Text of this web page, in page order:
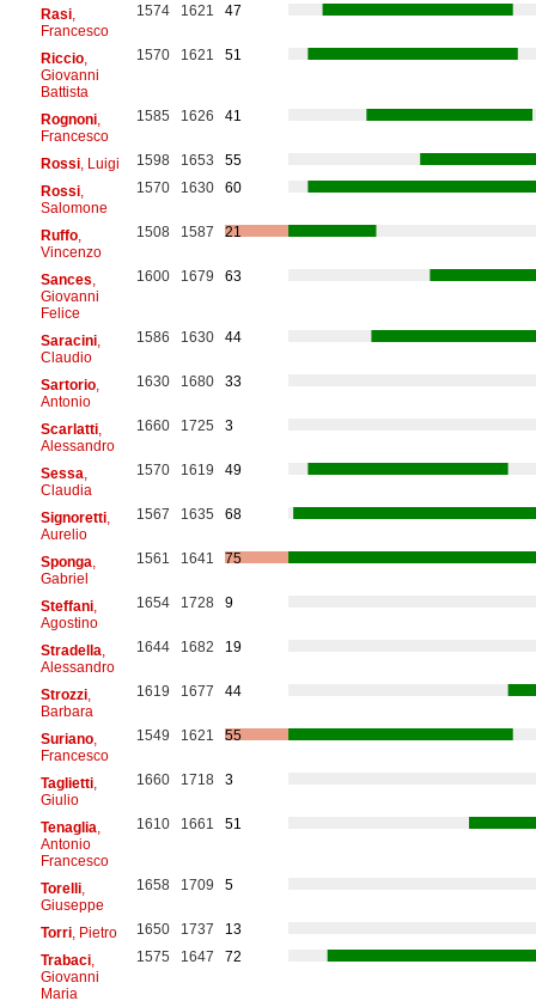
Rasi,
Francesco
1574 1621 47
Riccio,
Giovanni
Battista
1570 1621 51
Rognoni,
Francesco
1585 1626 41
Rossi, Luigi 1598 1653
55
Rossi,
Salomone
1570 1630 60
Ruffo,
Vincenzo
1508 1587 21
Sances
Giovanni
Felice
1600 1679 63
Saracini,
Claudio
1586 1630 44
Sartorio,
Antonio
1630 1680 33
Scarlatti,
Alessandro
1660 1725 3
Sessa
Claudia
1570 1619 49
Signoretti,
Aurelio
1567 1635 68
Sponga
Gabriel
1561 1641 75
Steffani,
Agostino
1654 1728 9
Stradella
Alessandro
1644 1682 19
Strozzi,
Barbara
1619 1677 44
Suriano,
Francesco
1549 1621 55
Taglietti,
Giulio
1660 1718 3
Tenaglia
Antonio
Francesco
1610 1661 51
Torelli,
Giuseppe
1658 1709 5
Torri, Pietro 1650 1737
13
Trabaci,
Giovanni
Maria
1575 1647 72